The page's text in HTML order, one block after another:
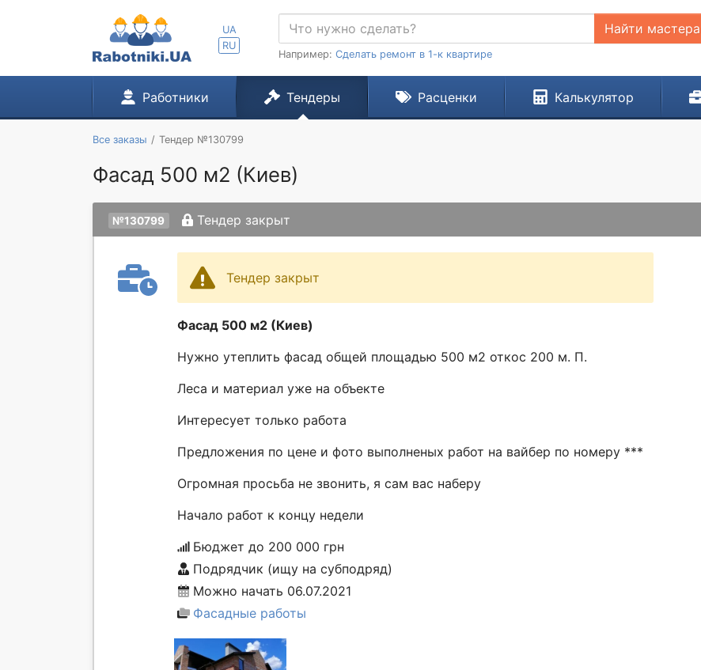
UA
RU
Найти мастера
Например: Сделать ремонт в 1-к квартире
Работники Тендеры Расценки Калькулятор
Все заказы Тендер №130799
Фасад 500 м2 (Киев)
№130799 Тендер закрыт
Тендер закрыт
Фасад 500 м2 (Киев)
Нужно утеплить фасад общей площадью 500 м2 откос 200 м. П.
Леса и материал уже на объекте
Интересует только работа
Предложения по цене и фото выполненых работ на вайбер по номеру ***
Огромная просьба не звонить, я сам вас наберу
Начало работ к концу недели
Бюджет до 200 000 грн
Подрядчик (ищу на субподряд)
Можно начать 06.07.2021
Фасадные работы